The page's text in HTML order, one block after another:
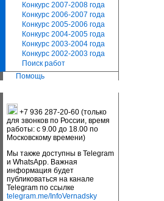
Конкурс 2007-2008 года
Конкурс 2006-2007 года
Конкурс 2005-2006 года
Конкурс 2004-2005 года
Конкурс 2003-2004 года
Конкурс 2002-2003 года
Поиск работ
Помощь
+7 936 287-20-60 (только
для звонков по России, время
работы: с 9.00 до 18.00 по
Московскому времени)
Мы также доступны в Telegram
и WhatsApp. Важная
информация будет
публиковаться на канале
Telegram по ссылке
telegram.me/InfoVernadsky